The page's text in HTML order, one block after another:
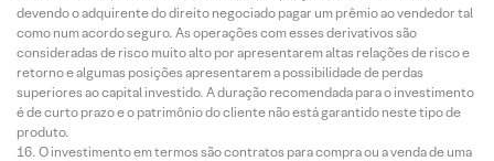
devendo o adquirente do direito negociado pagar um prêmio ao vendedor tal
como num acordo seguro. As operações com esses derivativos são
consideradas de risco muito alto por apresentarem altas relações de risco e
retorno e algumas posições apresentarem a possibilidade de perdas
superiores ao capital investido. A duração recomendada para o investimento
é de curto prazo e o patrimônio do cliente não está garantido neste tipo de
produto.
O investimento em termos são contratos para compra ou a venda de uma